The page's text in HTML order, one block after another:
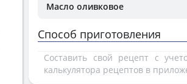
Масло оливковое
Способ приготовления
Составить свой рецепт с
калькулятора рецептов в